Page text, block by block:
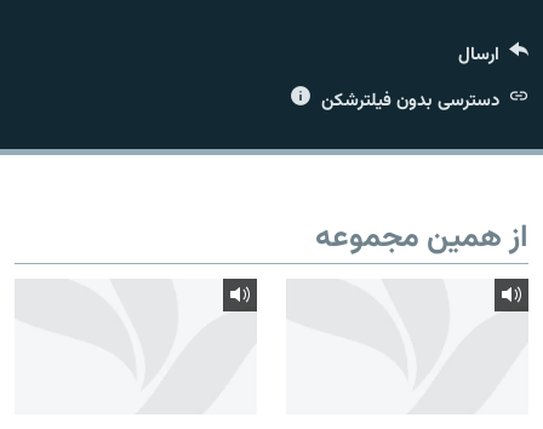
زبان‌های دیگر
ارسال
دسترسی بدون فیلترشکن
از همین مجموعه